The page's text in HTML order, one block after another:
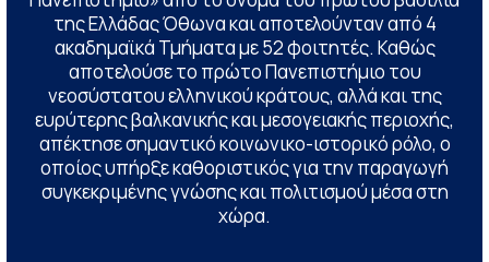
της Ελλάδας Όθωνα και αποτελούνταν από 4
ακαδημαϊκά Τμήματα με 52 φοιτητές. Καθώς
αποτελούσε το πρώτο Πανεπιστήμιο του
νεοσύστατου ελληνικού κράτους, αλλά και της
ευρύτερης βαλκανικής και μεσογειακής περιοχής,
απέκτησε σημαντικό κοινωνικο-ιστορικό ρόλο, ο
οποίος υπήρξε καθοριστικός για την παραγωγή
συγκεκριμένης γνώσης και πολιτισμού μέσα στη
χώρα.